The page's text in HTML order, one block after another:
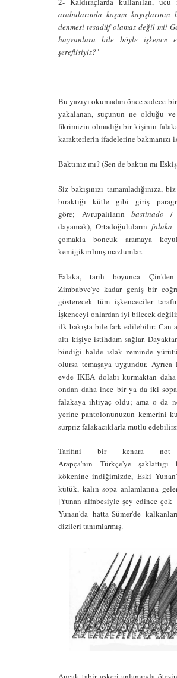
arabalarında koşum
denmesi tesadüf olamaz değil mi!
hayvanlara bile böyle işkence
şereflisiyiz?"
Bu yazıyı okumadan önce sadece
yakalanan, suçunun ne olduğu
fikrimizin olmadığı bir kişinin
karakterlerin ifadelerine bakmanızı
Baktınız mı? (Sen de baktın mı
Siz bakışınızı
bıraktığı kütle gibi giriş
göre; Avrupalıların bastinado
dayamak), Ortadoğulularınfalaka
çomakla boncuk aramaya
kemiğikırılmış mazlumlar.
Falaka, tarih boyunca
Zimbabve'ye kadar geniş bir
gösterecek tüm işkenceciler
İşkenceyi onlardan iyi bilecek
ilk bakışta bile fark edilebilir: Can
altı kişiye istihdam sağlar.
bindiği halde ıslak zeminde
olursa temaşaya uygundur.
evde IKEA dolabı kurmaktan
ondan daha ince bir ya da iki
falakaya ihtiyaç oldu; ama o da
yerine pantolonunuzun kemerini
sürpriz falakacıklarla mutlu
Tarifini bir kenara not
Arapça'nın Türkçe'ye
kökenine indiğimizde, Eski
kütük, kalın sopa anlamlarına
[Yunan alfabesiyle şey edince
Yunan'da -hatta Sümer'de-
dizileri tanımlarmış.